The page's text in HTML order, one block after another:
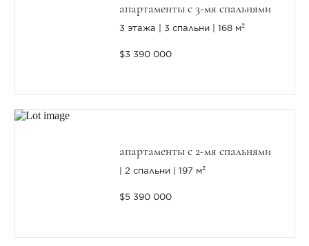
апартаменты с 3-мя спальнями
3 этажа 3 спальни 168 м²
$3 390 000
апартаменты с 2-мя спальнями
2 спальни 197 м²
$5 390 000